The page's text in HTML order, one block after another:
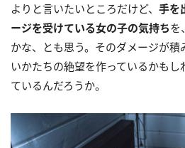
よりと言いたいところだけど、 手を
ージを受けている女の子の気持ちを
かな、とも思う。そのダメージが積
いかたちの絶望を作っているかも
ているんだろうか。